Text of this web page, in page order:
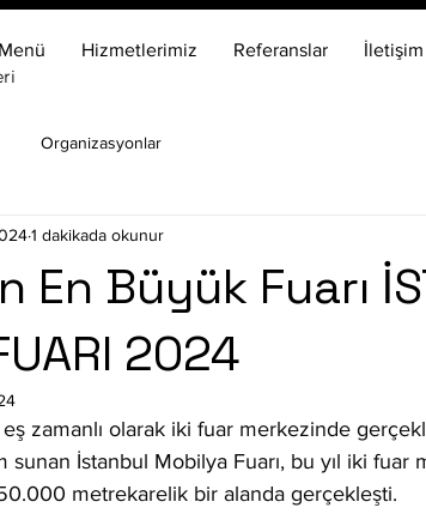
Hizmetlerimiz Referanslar İletişim
Organizasyonlar
En Büyük Fuarı
2024
1 dakikada okunur
eş zamanlı olarak iki fuar merkezinde
sunan İstanbul Mobilya Fuarı, bu yıl iki fuar
metrekarelik bir alanda gerçekleşti.